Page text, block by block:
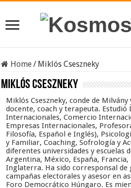
Home/ Miklós Cseszneky
Miklós Cseszneky
Miklós Cseszneky, conde de
docente, coach y terapeuta. Estudió
Internacionales, Comercio
Empresas Internacionales,
Filosofía, Español e Inglés),
y Familiar, Coaching, Sofrología y
diferentes universidades y escuelas
Argentina, México, España, Francia,
Inglaterra. Ha sido corresponsal
campañas electorales y asesor en
Foro Democrático Húngaro. Es